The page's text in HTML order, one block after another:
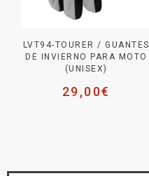
LVT94-TOURER / GUANTES
DE INVIERNO PARA MOTO
(UNISEX)
29,00€